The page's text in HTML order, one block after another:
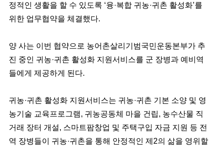
정적인 생활을 할 수 있도록 ‘융·복합 귀농·귀촌 활성화’를
위한 업무협약을 체결했다.
양 사는 이번 협약으로 농어촌살리기범국민운동본부가 추
진 중인 귀농·귀촌 활성화 지원서비스를 군 장병과 예비역
들에게 제공하게 된다.
귀농·귀촌 활성화 지원서비스는 귀농·귀촌 기본 소양 및 영
농기술 교육프로그램, 귀농공동체 마을 건립, 농수산물 직
거래 장터 개설, 스마트팜창업 및 주택구입 자금 지원 등 전
역 장병들이 귀농·귀촌을 통해 안정적인 제2의 삶을 영위할